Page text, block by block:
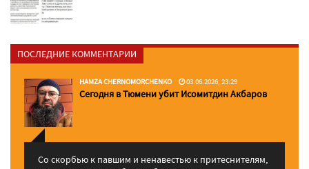
ПОСЛЕДНИЕ КОММЕНТАРИИ
HAMZA CHERNOMORCHENKO 03.06.2026, 23:29
Сегодня в Тюмени убит Исомитдин Акбаров
Со скорбью к павшим и ненавестью к притеснителям,